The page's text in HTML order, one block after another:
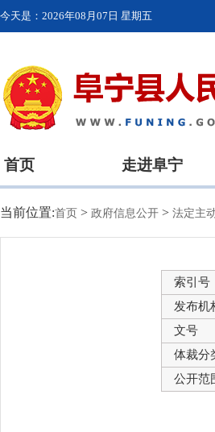
今天是： 2026年08月07日 星期五
首页 走进阜宁
当前位置:首页 > 政府信息公开 > 法定主
索引号
发布机
文号
体裁分
公开范